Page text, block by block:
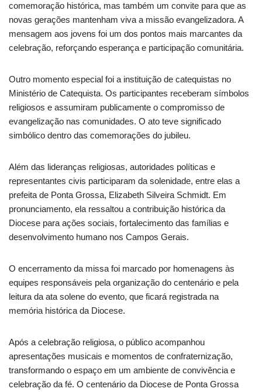
comemoração histórica, mas também um convite para que as
novas gerações mantenham viva a missão evangelizadora. A
mensagem aos jovens foi um dos pontos mais marcantes da
celebração, reforçando esperança e participação comunitária.
Outro momento especial foi a instituição de catequistas no
Ministério de Catequista. Os participantes receberam símbolos
religiosos e assumiram publicamente o compromisso de
evangelização nas comunidades. O ato teve significado
simbólico dentro das comemorações do jubileu.
Além das lideranças religiosas, autoridades políticas e
representantes civis participaram da solenidade, entre elas a
prefeita de Ponta Grossa, Elizabeth Silveira Schmidt. Em
pronunciamento, ela ressaltou a contribuição histórica da
Diocese para ações sociais, fortalecimento das famílias e
desenvolvimento humano nos Campos Gerais.
O encerramento da missa foi marcado por homenagens às
equipes responsáveis pela organização do centenário e pela
leitura da ata solene do evento, que ficará registrada na
memória histórica da Diocese.
Após a celebração religiosa, o público acompanhou
apresentações musicais e momentos de confraternização,
transformando o espaço em um ambiente de convivência e
celebração da fé. O centenário da Diocese de Ponta Grossa